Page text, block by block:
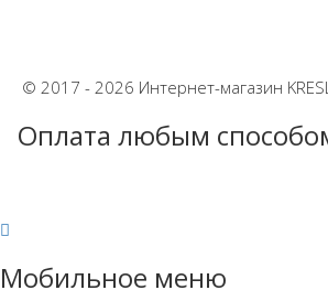
© 2017 - 2026 Интернет-магазин
Оплата любым
Мобильное меню